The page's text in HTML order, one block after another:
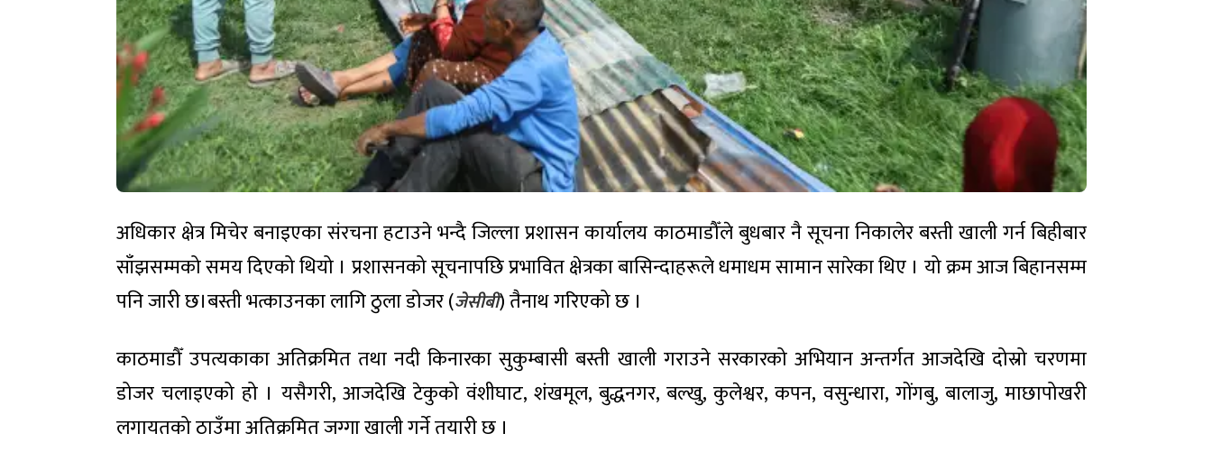
अधिकार क्षेत्र मिचेर बनाइएका संरचना हटाउने भन्दै जिल्ला प्रशासन कार्यालय काठमाडौँले बुधबार नै सूचना निकालेर बस्ती खाली गर्न बिहीबार
साँझसम्मको समय दिएको थियो । प्रशासनको सूचनापछि प्रभावित क्षेत्रका बासिन्दाहरूले धमाधम सामान सारेका थिए । यो क्रम आज बिहानसम्म
पनि जारी छ।बस्ती भत्काउनका लागि ठुला डोजर (जेसीबी) तैनाथ गरिएको छ ।
काठमाडौँ उपत्यकाका अतिक्रमित तथा नदी किनारका सुकुम्बासी बस्ती खाली गराउने सरकारको अभियान अन्तर्गत आजदेखि दोस्रो चरणमा
डोजर चलाइएको हो । यसैगरी, आजदेखि टेकुको वंशीघाट, शंखमूल, बुद्धनगर, बल्खु, कुलेश्वर, कपन, वसुन्धारा, गोंगबु, बालाजु, माछापोखरी
लगायतको ठाउँमा अतिक्रमित जग्गा खाली गर्ने तयारी छ ।